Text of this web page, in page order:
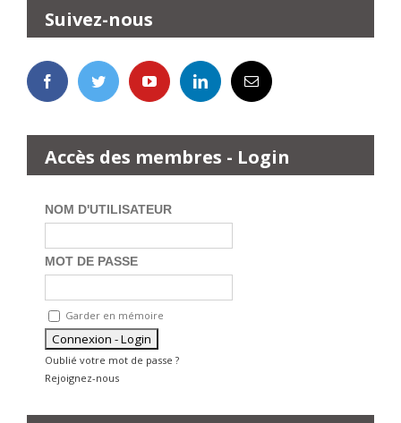
Suivez-nous
Accès des membres - Login
NOM D'UTILISATEUR
MOT DE PASSE
Garder en mémoire
Oublié votre mot de passe ?
Rejoignez-nous